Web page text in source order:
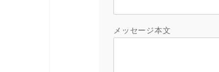
メッセージ本文